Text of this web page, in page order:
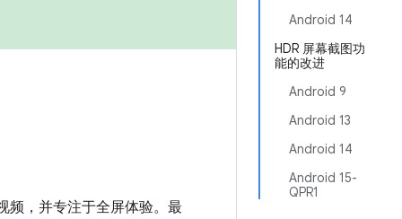
Android 14
HDR 屏幕截图功
能的改进
Android 9
Android 13
Android 14
Android 15-
QPR1
频，并专注于全屏体验。最